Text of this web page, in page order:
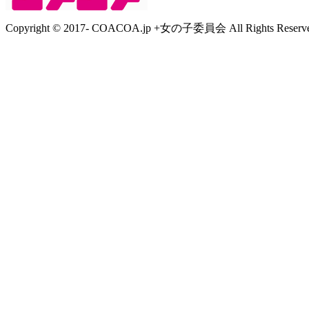
Copyright © 2017- COACOA.jp +女の子委員会 All Rights